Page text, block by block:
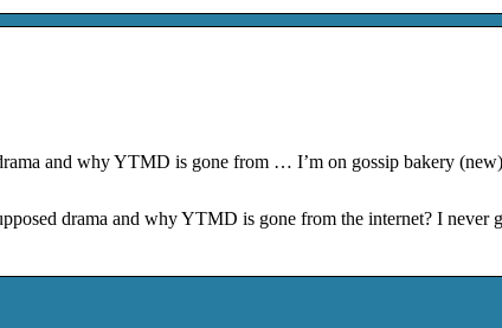
and why YTMD is gone from … I’m on gossip bakery
drama and why YTMD is gone from the internet? I never